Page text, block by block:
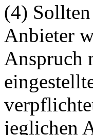
(4)
Anbieter
Anspruch
jeglichen